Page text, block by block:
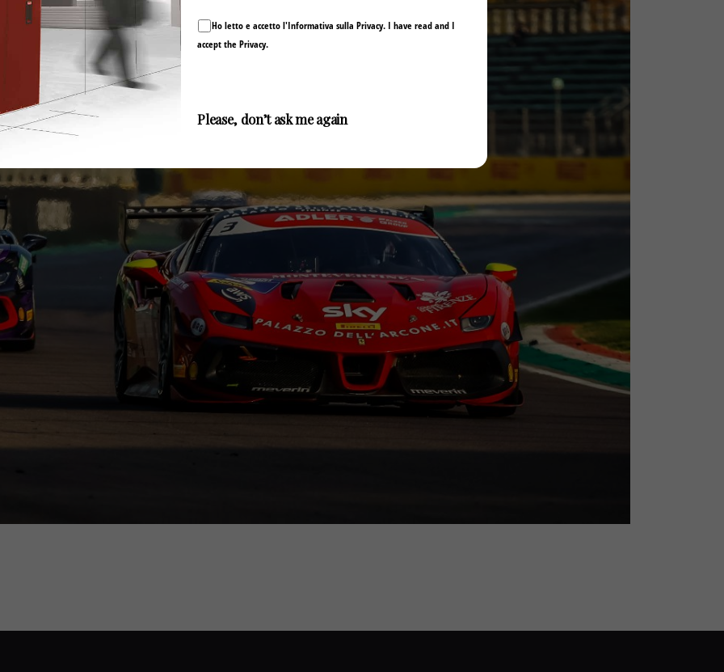
Ho letto e accetto l'Informativa sullaPrivacy. I have read and I
accept thePrivacy.
Please, don’t ask me again